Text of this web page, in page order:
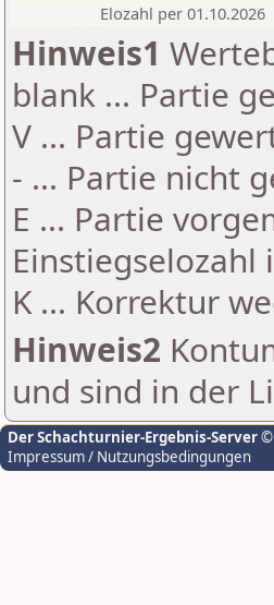
Elozahl per 01.10.2026
Hinweis1
blank ... Partie
V ... Partie
- ... Partie nicht
E ... Partie
K ... Korrektur
Hinweis2
und sind in der
Der Schachturnier-Ergebnis-Server©
Impressum / Nutzungsbedingungen